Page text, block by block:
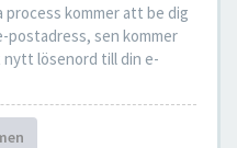
process kommer att be dig
postadress, sen kommer
nytt lösenord till din e-